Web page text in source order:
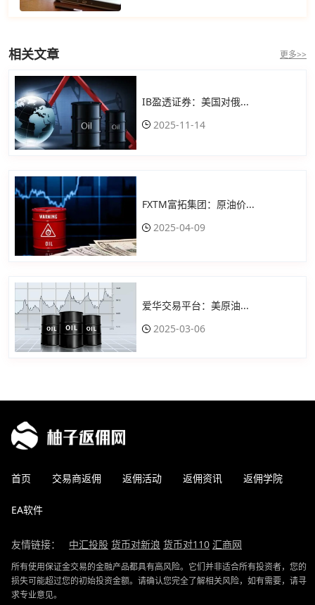
相关文章 更多>>
IB盈透证券：美国对俄...
2025-11-14
FXTM富拓集团：原油价...
2025-04-09
爱华交易平台：美原油...
2025-03-06
首页 交易商返佣 返佣活动 返佣资讯 返佣学院
EA软件
友情链接： 中汇投股 货币对新浪 货币对110 汇商网
所有使用保证金交易的金融产品都具有高风险。它们并非适合所有投资者，您的
损失可能超过您的初始投资金额。请确认您完全了解相关风险，如有需要，请寻
求专业意见。